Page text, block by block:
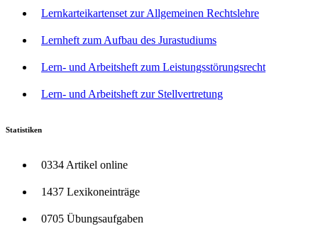
Lernkarteikartenset zur Allgemeinen Rechtslehre
Lernheft zum Aufbau des Jurastudiums
Lern- und Arbeitsheft zum Leistungsstörungsrecht
Lern- und Arbeitsheft zur Stellvertretung
Statistiken
0334 Artikel online
1437 Lexikoneinträge
0705 Übungsaufgaben